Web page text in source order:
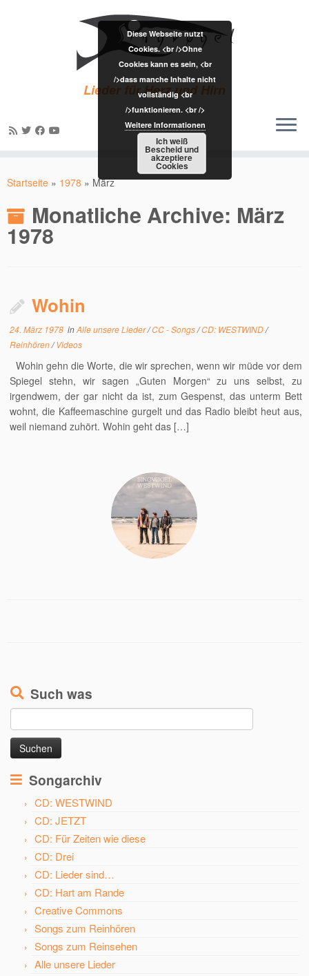
Inhalt
Lieder für Herz und Hirn
Startseite » 1978 » März
Monatliche Archive: März
1978
Wohin
24. März 1978 inAlle unsere Lieder/CC - Songs/CD: WESTWIND/
Reinhören/Videos
Wohin gehn die Worte, die wir sprechen, wenn wir müde vor dem
Spiegel stehn, wir sagen „Guten Morgen“ zu uns selbst, zu
irgendwem, der gar nicht da ist, zum Gespenst, das unterm Bett
wohnt, die Kaffeemaschine gurgelt und das Radio bleibt heut aus,
weil niemand zuhört. Wohin geht das […]
Such was
nach:
Songarchiv
CD: WESTWIND
CD: JETZT
CD: Für Zeiten wie diese
CD: Drei
CD: Lieder sind…
CD: Hart am Rande
Creative Commons
Songs zum Reinhören
Songs zum Reinsehen
Alle unsere Lieder
Diese Webseite nutzt
Cookies. <br />Ohne
Cookies kann es sein, <br
/>dass manche Inhalte nicht
vollständig <br
/>funktionieren. <br />
Weitere Informationen
Ich weiß
Bescheid und
akzeptiere
Cookies